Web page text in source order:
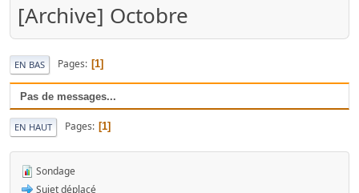
[Archive] Octobre
EN BAS Pages 1
Pas de messages...
EN HAUT Pages 1
Sondage
Sujet déplacé